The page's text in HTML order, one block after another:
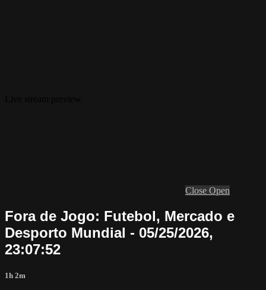
Close Open
Fora de Jogo: Futebol, Mercado e
Desporto Mundial - 05/25/2026,
23:07:52
1h 2m